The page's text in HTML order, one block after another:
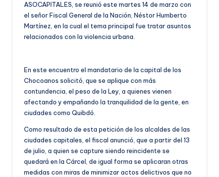
ASOCAPITALES, se reunió este martes 14 de marzo con
el señor Fiscal General de la Nación, Néstor Humberto
Martínez, en la cual el tema principal fue tratar asuntos
relacionados con la violencia urbana.
En este encuentro el mandatario de la capital de los
Chocoanos solicitó, que se aplique con más
contundencia, el peso de la Ley, a quienes vienen
afectando y empañando la tranquilidad de la gente, en
ciudades como Quibdó.
Como resultado de esta petición de los alcaldes de las
ciudades capitales, el fiscal anunció, que a partir del 13
de julio, a quien se capture siendo reincidente se
quedará en la Cárcel, de igual forma se aplicaran otras
medidas con miras de minimizar actos delictivos que no